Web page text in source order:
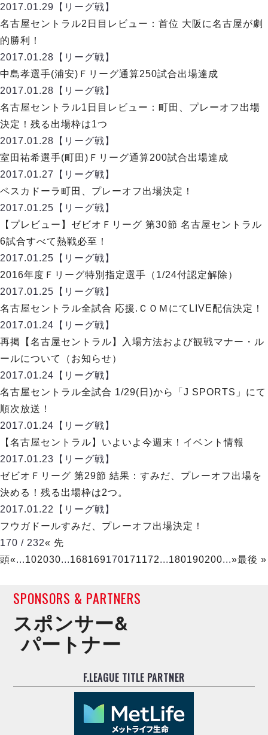
メットライフ生命Ｆリーグカップ 2026
試合日程・結果
大会概要
アリーナ情報
チケット情報
過去の記録
リガーレヴィア葛飾
Y．S．C．C．横浜
ヴィンセドール白山
アグレミーナ浜松
デウソン神戸
ポルセイド浜田
ミラクルスマイル新居浜
記念ゴール
ハットトリック
担当審判員
選手の通算記録（Ｆ１）
エスポラーダ北海道
バルドラール浦安
フウガドールすみだ
しながわシティ
立川アスレティックFC
ペスカドーラ町田
湘南ベルマーレ
ボアルース長野
名古屋オーシャンズ
シュライカー大阪
ボルクバレット北九州
バサジィ大分
選手の通算記録（Ｆ２）
ヴォスクオーレ仙台
マルバ水戸FC
リガーレヴィア葛飾
Y．S．C．C．横浜
ヴィンセドール白山
アグレミーナ浜松
デウソン神戸
ポルセイド浜田
ミラクルスマイル新居浜
DIVISION 02
FOLLOW US!
2017.01.29 【リーグ戦】
名古屋セントラル2日目レビュー：首位 大阪に名古屋が劇
的勝利！
2017.01.28 【リーグ戦】
中島孝選手(浦安)Ｆリーグ通算250試合出場達成
2017.01.28 【リーグ戦】
名古屋セントラル1日目レビュー：町田、プレーオフ出場
決定！残る出場枠は1つ
2017.01.28 【リーグ戦】
室田祐希選手(町田)Ｆリーグ通算200試合出場達成
2017.01.27
【リーグ戦】
ペスカドーラ町田、プレーオフ出場決定！
2017.01.25 【リーグ戦】
【プレビュー】ゼビオＦリーグ 第30節 名古屋セントラル
6試合すべて熱戦必至！
2017.01.25 【リーグ戦】
2016年度Ｆリーグ特別指定選手（1/24付認定解除）
2017.01.25 【リーグ戦】
名古屋セントラル全試合 応援.ＣＯＭにてLIVE配信決定！
2017.01.24 【リーグ戦】
再掲【名古屋セントラル】入場方法および観戦マナー・ル
ールについて（お知らせ）
2017.01.24 【リーグ戦】
名古屋セントラル全試合 1/29(日)から「J SPORTS」にて
順次放送！
2017.01.24 【リーグ戦】
【名古屋セントラル】いよいよ今週末！イベント情報
2017.01.23 【リーグ戦】
ゼビオＦリーグ 第29節 結果：すみだ、プレーオフ出場を
決める！残る出場枠は2つ。
2017.01.22
【リーグ戦】
フウガドールすみだ、プレーオフ出場決定！
170 / 232« 先
頭«...102030...168169170171172...180190200...»最後 »
SPONSORS & PARTNERS
スポンサー&
パートナー
F.LEAGUE TITLE PARTNER